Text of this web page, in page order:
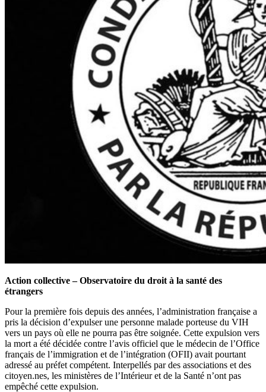
Action collective – Observatoire du droit à la santé des
étrangers
Pour la première fois depuis des années, l’administration française a
pris la décision d’expulser une personne malade porteuse du VIH
vers un pays où elle ne pourra pas être soignée. Cette expulsion vers
la mort a été décidée contre l’avis officiel que le médecin de l’Office
français de l’immigration et de l’intégration (OFII) avait pourtant
adressé au préfet compétent. Interpellés par des associations et des
citoyen.nes, les ministères de l’Intérieur et de la Santé n’ont pas
empêché cette expulsion.